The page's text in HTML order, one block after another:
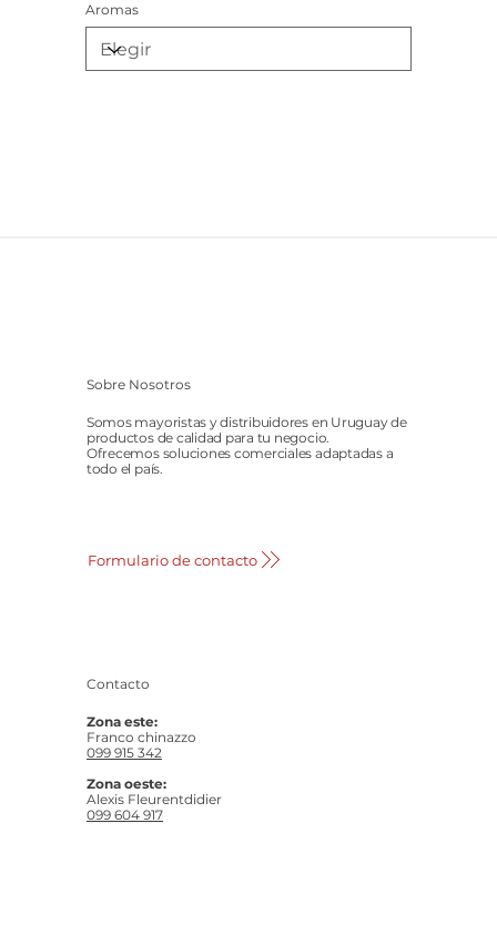
Aromas
Sobre Nosotros
Somos mayoristas y distribuidores en Uruguay de
productos de calidad para tu negocio.
Ofrecemos soluciones comerciales adaptadas a
todo el país.
Formulario de contacto
Contacto
Zona este:
Franco chinazzo
099 915 342
Zona oeste:
Alexis Fleurentdidier
099 604 917